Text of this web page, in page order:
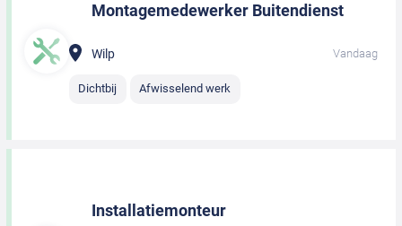
Montagemedewerker Buitendienst
Wilp Vandaag
Dichtbij Afwisselend werk
Installatiemonteur